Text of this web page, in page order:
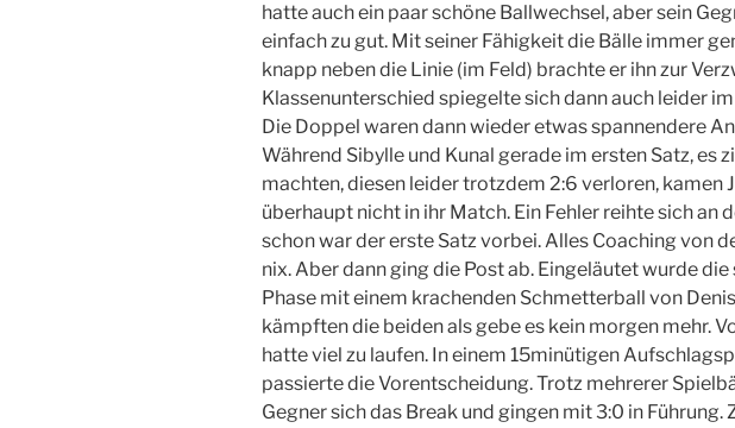
hatte auch ein paar schöne Ballwechsel, aber sein
einfach zu gut. Mit seiner Fähigkeit die Bälle immer
knapp neben die Linie (im Feld) brachte er ihn zur
Klassenunterschied spiegelte sich dann auch leider
Die Doppel waren dann wieder etwas spannendere
Während Sibylle und Kunal gerade im ersten Satz, es
machten, diesen leider trotzdem 2:6 verloren, kamen
überhaupt nicht in ihr Match. Ein Fehler reihte sich an
schon war der erste Satz vorbei. Alles Coaching von
nix. Aber dann ging die Post ab. Eingeläutet wurde die
Phase mit einem krachenden Schmetterball von
kämpften die beiden als gebe es kein morgen mehr.
hatte viel zu laufen. In einem 15minütigen
passierte die Vorentscheidung. Trotz mehrerer
Gegner sich das Break und gingen mit 3:0 in Führung.